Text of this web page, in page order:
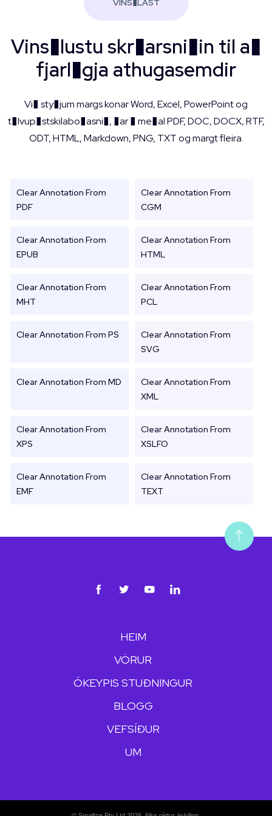
VINS�LAST
Vins�lustu skr�arsni�in til a�
fjarl�gja athugasemdir
Vi� sty�jum margs konar Word, Excel, PowerPoint og
t�lvup�stskilabo�asni�, �ar � me�al PDF, DOC, DOCX, RTF,
ODT, HTML, Markdown, PNG, TXT og margt fleira.
Clear Annotation From
PDF
Clear Annotation From
CGM
Clear Annotation From
EPUB
Clear Annotation From
HTML
Clear Annotation From
MHT
Clear Annotation From
PCL
Clear Annotation From PS
Clear Annotation From
SVG
Clear Annotation From MD
Clear Annotation From
XML
Clear Annotation From
XPS
Clear Annotation From
XSLFO
Clear Annotation From
EMF
Clear Annotation From
TEXT
HEIM
VÖRUR
ÓKEYPIS STUÐNINGUR
BLOGG
VEFSÍÐUR
UM